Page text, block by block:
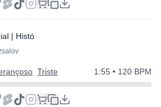
| História Amável
Triste 1:55 • 120 BPM